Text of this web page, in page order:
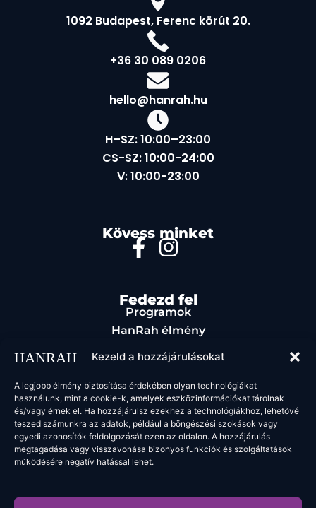
Kezeld a hozzájárulásokat
A legjobb élmény biztosítása érdekében olyan technológiákat
használunk, mint a cookie-k, amelyek eszközinformációkat tárolnak
és/vagy érnek el. Ha hozzájárulsz ezekhez a technológiákhoz, lehetővé
teszed számunkra az adatok, például a böngészési szokások vagy
egyedi azonosítók feldolgozását ezen az oldalon. A hozzájárulás
megtagadása vagy visszavonása bizonyos funkciók és szolgáltatások
működésére negatív hatással lehet.
1092 Budapest, Ferenc körút 20.
+36 30 089 0206
hello@hanrah.hu
H–SZ: 10:00–23:00
CS-SZ: 10:00-24:00
V: 10:00-23:00
Kövess minket
Fedezd fel
Programok
HanRah élmény
Rendezvényszervezés
Étel & ital
Kapcsolat
Jogi oldalak
ÁSZF